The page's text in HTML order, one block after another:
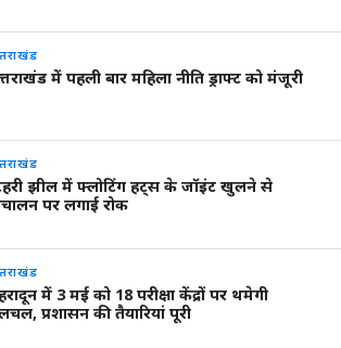
में पहली बार महिला नीति ड्राफ्ट को मंजूरी
झील में फ्लोटिंग हट्स के जॉइंट खुलने से
पर लगाई रोक
में 3 मई को 18 परीक्षा केंद्रों पर थमेगी
प्रशासन की तैयारियां पूरी